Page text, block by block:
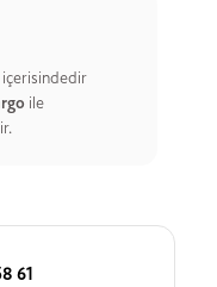
içerisindedir
ile
61